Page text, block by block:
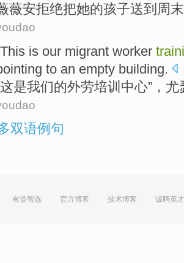
薇安拒绝把她的孩子送到周
This is our migrant worker
to an empty building.
这是我们的外劳培训 中心”， 尤
双语例句
有道智选 官方博客 技术博客 诚聘英才